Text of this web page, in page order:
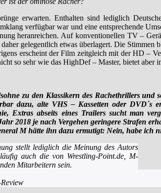
erwarten. Enthalten sind lediglich
verfügbar war und eine entsprechende
heranreichen. Auf konventionellen TV –
gelegentlich etwas überlagert. Die
erscheint der Film zeitgleich mit der HD –
so sehr wie das HighDef – Master, bietet
zu den Klassikern des Rachethrillers
dazu, alte VHS – Kassetten oder
Extras abseits eines Trailers sucht man
2018 je nach Vergehen geringere Strafen
M hätte ihn dazu ermutigt: Nein, habe ich
stellt lediglich die Meinung des Autors
auch die von Wrestling-Point.de, M-
Mitarbeitern sein.